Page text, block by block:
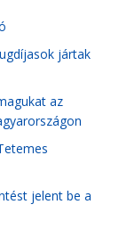
jártak
az
jelent be a